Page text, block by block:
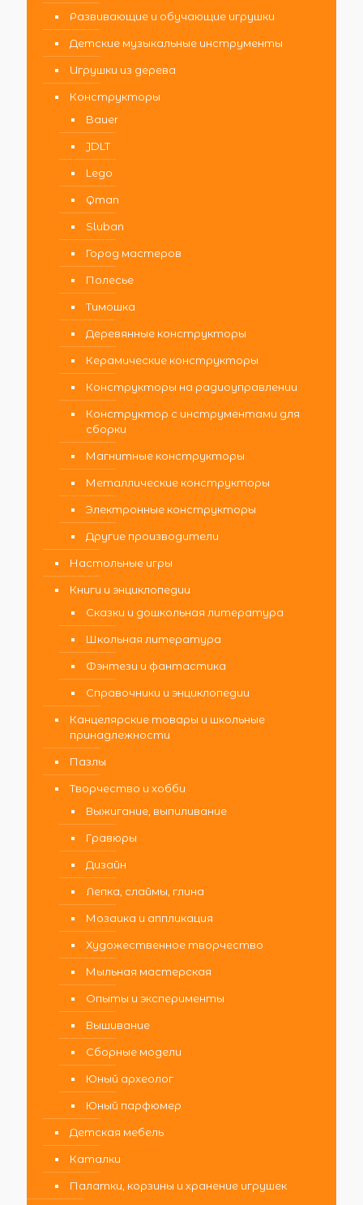
Развивающие и обучающие игрушки
Детские музыкальные инструменты
Игрушки из дерева
Конструкторы
Bauer
JDLT
Lego
Qman
Sluban
Город мастеров
Полесье
Тимошка
Деревянные конструкторы
Керамические конструкторы
Конструкторы на радиоуправлении
Конструктор с инструментами для
сборки
Магнитные конструкторы
Металлические конструкторы
Электронные конструкторы
Другие производители
Настольные игры
Книги и энциклопедии
Сказки и дошкольная литература
Школьная литература
Фэнтези и фантастика
Справочники и энциклопедии
Канцелярские товары и школьные
принадлежности
Пазлы
Творчество и хобби
Выжигание, выпиливание
Гравюры
Дизайн
Лепка, слаймы, глина
Мозаика и аппликация
Художественное творчество
Мыльная мастерская
Опыты и эксперименты
Вышивание
Сборные модели
Юный археолог
Юный парфюмер
Детская мебель
Каталки
Палатки, корзины и хранение игрушек